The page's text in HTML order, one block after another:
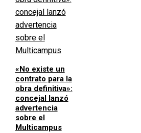
«No existe un
contrato para la
obra definitiva»:
concejal lanzó
advertencia
sobre el
Multicampus